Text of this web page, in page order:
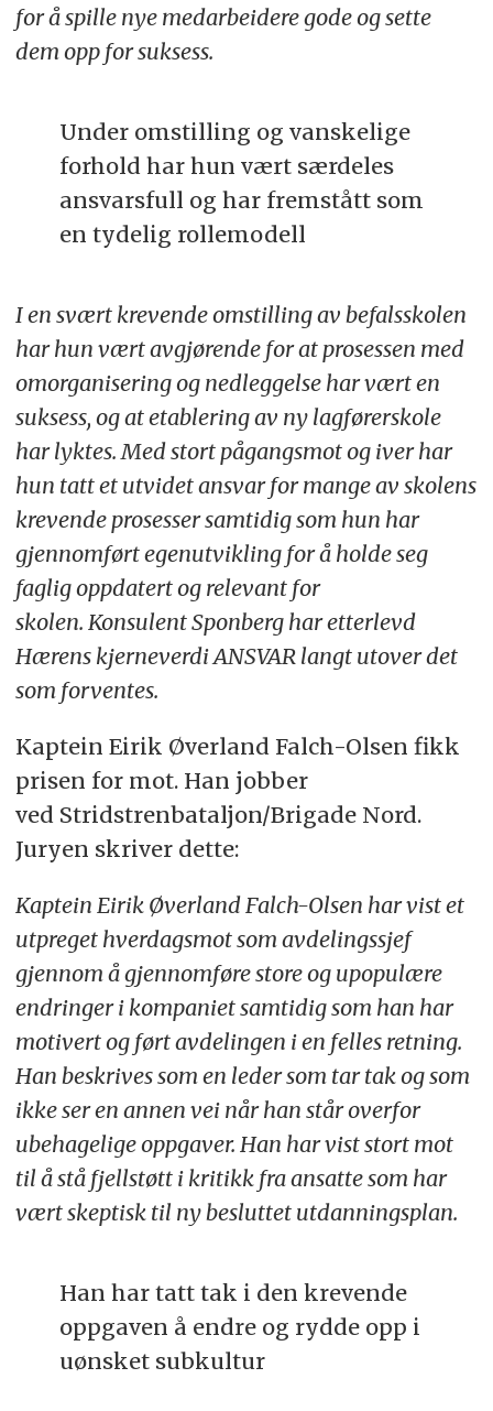
for å spille nye medarbeidere gode og sette
dem opp for suksess.
Under omstilling og vanskelige
forhold har hun vært særdeles
ansvarsfull og har fremstått som
en tydelig rollemodell
I en svært krevende omstilling av befalsskolen
har hun vært avgjørende for at prosessen med
omorganisering og nedleggelse har vært en
suksess, og at etablering av ny lagførerskole
har lyktes. Med stort pågangsmot og iver har
hun tatt et utvidet ansvar for mange av skolens
krevende prosesser samtidig som hun har
gjennomført egenutvikling for å holde seg
faglig oppdatert og relevant for
skolen. Konsulent Sponberg har etterlevd
Hærens kjerneverdi ANSVAR langt utover det
som forventes.
Kaptein Eirik Øverland Falch-Olsen fikk
prisen for mot. Han jobber
ved Stridstrenbataljon/Brigade Nord.
Juryen skriver dette:
Kaptein Eirik Øverland Falch-Olsen har vist et
utpreget hverdagsmot som avdelingssjef
gjennom å gjennomføre store og upopulære
endringer i kompaniet samtidig som han har
motivert og ført avdelingen i en felles retning.
Han beskrives som en leder som tar tak og som
ikke ser en annen vei når han står overfor
ubehagelige oppgaver. Han har vist stort mot
til å stå fjellstøtt i kritikk fra ansatte som har
vært skeptisk til ny besluttet utdanningsplan.
Han har tatt tak i den krevende
oppgaven å endre og rydde opp i
uønsket subkultur